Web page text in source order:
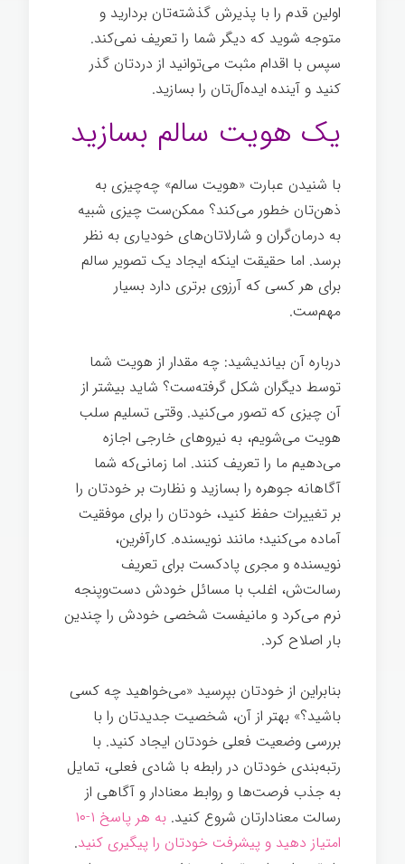
اولین قدم را با پذیرش گذشته‌تان بردارید و
متوجه شوید که دیگر شما را تعریف نمی‌کند.
سپس با اقدام مثبت می‌توانید از دردتان گذر
کنید و آینده ایده‌آل‌تان را بسازید.
یک هویت سالم بسازید
با شنیدن عبارت «هویت سالم» چه‌چیزی به
ذهن‌تان خطور می‌کند؟ ممکن‌ست چیزی شبیه
به درمان‌گران و شارلاتان‌های خودیاری به نظر
برسد. اما حقیقت اینکه ایجاد یک تصویر سالم
برای هر کسی که آرزوی برتری دارد بسیار
مهم‌ست.
درباره آن بیاندیشید: چه مقدار از هویت شما
توسط دیگران شکل گرفته‌ست؟ شاید بیشتر از
آن چیزی که تصور می‌کنید. وقتی تسلیم سلب
هویت می‌شویم، به نیروهای خارجی اجازه
می‌دهیم ما را تعریف کنند. اما زمانی‌که شما
آگاهانه جوهره را بسازید و نظارت بر خودتان را
بر تغییرات حفظ کنید، خودتان را برای موفقیت
آماده می‌کنید؛ مانند نویسنده. کارآفرین،
نویسنده و مجری پادکست برای تعریف
رسالت‌ش، اغلب با مسائل خودش دست‌وپنجه
نرم می‌کرد و مانیفست شخصی خودش را چندین
بار اصلاح کرد.
بنابراین از خودتان بپرسید «می‌خواهید چه کسی
باشید؟» بهتر از آن، شخصیت جدیدتان را با
بررسی وضعیت فعلی خودتان ایجاد کنید. با
رتبه‌بندی خودتان در رابطه با شادی فعلی، تمایل
به جذب فرصت‌ها و روابط معنادار و آگاهی از
رسالت معنادارتان شروع کنید.
به هر پاسخ ۱-۱۰
امتیاز دهید و پیشرفت خودتان را پیگیری کنید.